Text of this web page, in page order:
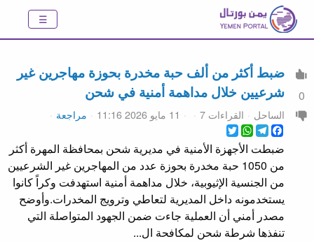
0
ضبط أكثر من ألف حبة مخدرة بحوزة مهاجرين غير
شرعيين خلال مداهمة أمنية في شحن
الساحل القراءات 7 11 مايو 2026 11:16
مراجعة
Twitter
WhatsApp
Telegram
Facebook
ضبطت الأجهزة الأمنية في مديرية شحن بمحافظة المهرة أكثر
من 1050 حبة مخدرة بحوزة عدد من المهاجرين غير الشرعيين
من الجنسية الإثيوبية، خلال مداهمة أمنية استهدفت وكراً كانوا
يستخدمونه داخل المديرية لتعاطي وترويج المخدرات.وأوضح
مصدر أمني أن العملية جاءت ضمن الجهود المتواصلة التي
تنفذها شرطة شحن لمكافحة ال...